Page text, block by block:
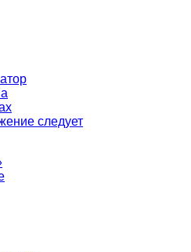
следует